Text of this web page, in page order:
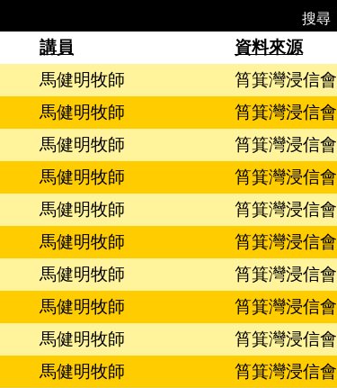
搜尋
講員 資料來源
馬健明牧師 筲箕灣浸信會
馬健明牧師 筲箕灣浸信會
馬健明牧師 筲箕灣浸信會
馬健明牧師 筲箕灣浸信會
馬健明牧師 筲箕灣浸信會
馬健明牧師 筲箕灣浸信會
馬健明牧師 筲箕灣浸信會
馬健明牧師 筲箕灣浸信會
馬健明牧師 筲箕灣浸信會
馬健明牧師 筲箕灣浸信會